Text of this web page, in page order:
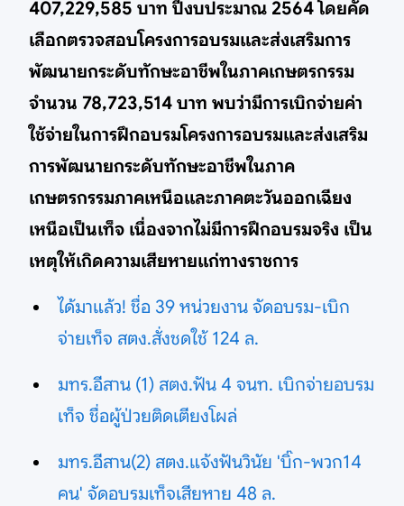
407,229,585 บาท ปีงบประมาณ 2564 โดยคัด
เลือกตรวจสอบโครงการอบรมและส่งเสริมการ
พัฒนายกระดับทักษะอาชีพในภาคเกษตรกรรม
จำนวน 78,723,514 บาท พบว่ามีการเบิกจ่ายค่า
ใช้จ่ายในการฝึกอบรมโครงการอบรมและส่งเสริม
การพัฒนายกระดับทักษะอาชีพในภาค
เกษตรกรรมภาคเหนือและภาคตะวันออกเฉียง
เหนือเป็นเท็จ เนื่องจากไม่มีการฝึกอบรมจริง เป็น
เหตุให้เกิดความเสียหายแก่ทางราชการ
ได้มาแล้ว! ชื่อ 39 หน่วยงาน จัดอบรม-เบิก
จ่ายเท็จ สตง.สั่งชดใช้ 124 ล.
มทร.อีสาน (1) สตง.ฟัน 4 จนท. เบิกจ่ายอบรม
เท็จ ชื่อผู้ป่วยติดเตียงโผล่
มทร.อีสาน(2) สตง.แจ้งฟันวินัย 'บิ๊ก-พวก14
คน' จัดอบรมเท็จเสียหาย 48 ล.